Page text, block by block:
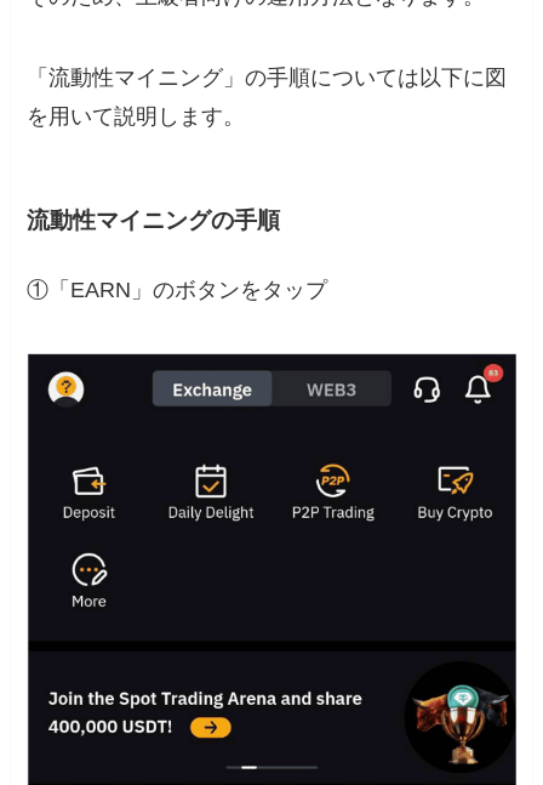
「流動性マイニング」の手順については以下に図
を用いて説明します。
流動性マイニングの手順
①「EARN」のボタンをタップ